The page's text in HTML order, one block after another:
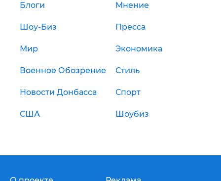
Блоги Мнение
Шоу-Биз Пресса
Мир Экономика
Военное Обозрение Стиль
Новости Донбасса Спорт
США Шоубиз